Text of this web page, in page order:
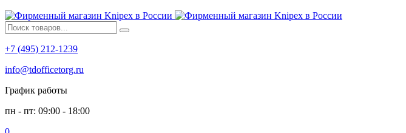
+7 (495) 212-1239
info@tdofficetorg.ru
График работы
пн - пт: 09:00 - 18:00